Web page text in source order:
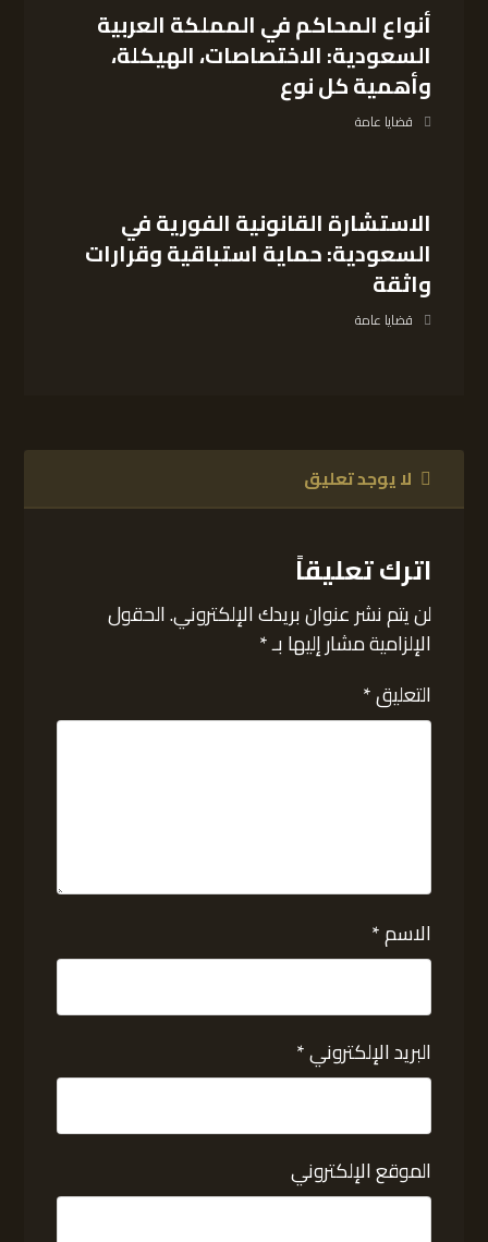
أنواع المحاكم في المملكة العربية
السعودية: الاختصاصات، الهيكلة،
وأهمية كل نوع
قضايا عامة
الاستشارة القانونية الفورية في
السعودية: حماية استباقية وقرارات
واثقة
قضايا عامة
لا يوجد تعليق
اترك تعليقاً
لن يتم نشر عنوان بريدك الإلكتروني.الحقول
الإلزامية مشار إليها بـ*
التعليق*
الاسم*
البريد الإلكتروني*
الموقع الإلكتروني